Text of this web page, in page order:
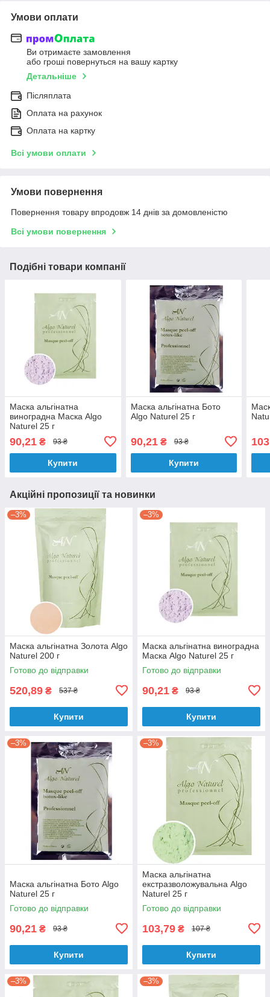
Умови оплати
Ви отримаєте замовлення
або гроші повернуться на вашу картку
Детальніше
Післяплата
Оплата на рахунок
Оплата на картку
Всі умови оплати
Умови повернення
Повернення товару впродовж 14 днів за домовленістю
Всі умови повернення
Подібні товари компанії
Маска альгінатна
виноградна Маска Algo
Naturel 25 г
90,21 ₴ 93 ₴
Купити
Маска альгінатна Бото
Algo Naturel 25 г
90,21₴ 93 ₴
Купити
Акційні пропозиції та новинки
–3%
Маска альгінатна Золота Algo
Naturel 200 г
Готово до відправки
520,89 ₴ 537 ₴
Купити
–3%
Маска альгінатна виноградна
Маска Algo Naturel 25 г
Готово до відправки
90,21 ₴ 93 ₴
Купити
–3%
Маска альгінатна Бото Algo
Naturel 25 г
Готово до відправки
90,21 ₴ 93 ₴
Купити
–3%
Маска альгінатна
екстразволожувальна Algo
Naturel 25 г
Готово до відправки
103,79 ₴ 107 ₴
Купити
–3% –3%